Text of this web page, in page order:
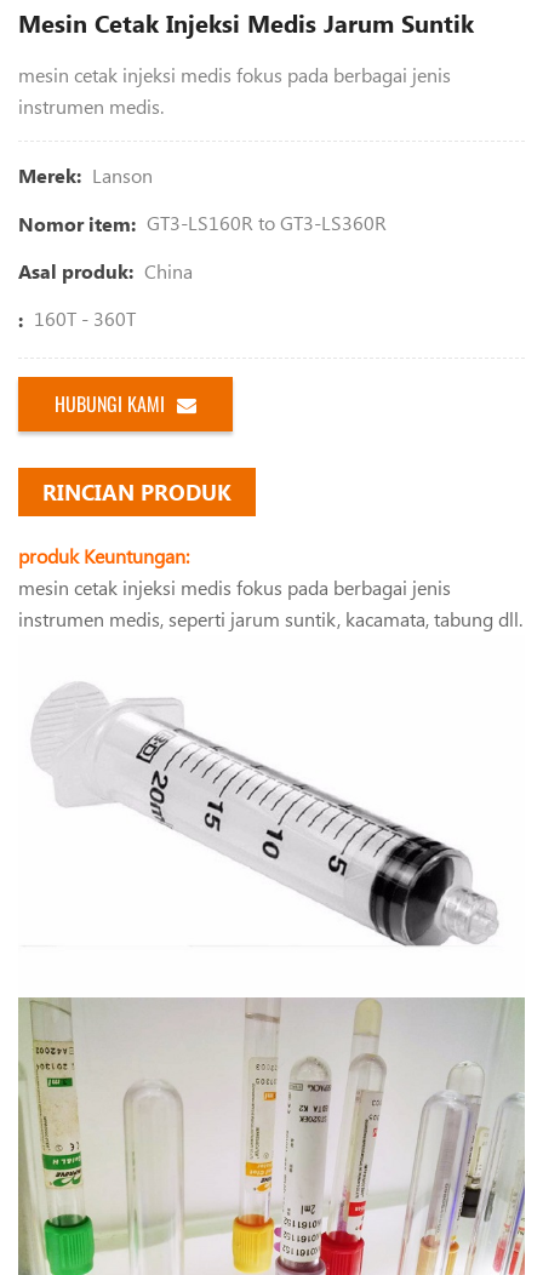
Mesin Cetak Injeksi Medis Jarum Suntik
mesin cetak injeksi medis fokus pada berbagai jenis
instrumen medis.
Merek: Lanson
Nomor item: GT3-LS160R to GT3-LS360R
Asal produk: China
: 160T - 360T
HUBUNGI KAMI
RINCIAN PRODUK
produk Keuntungan:
mesin cetak injeksi medis fokus pada berbagai jenis
instrumen medis, seperti jarum suntik, kacamata, tabung dll.